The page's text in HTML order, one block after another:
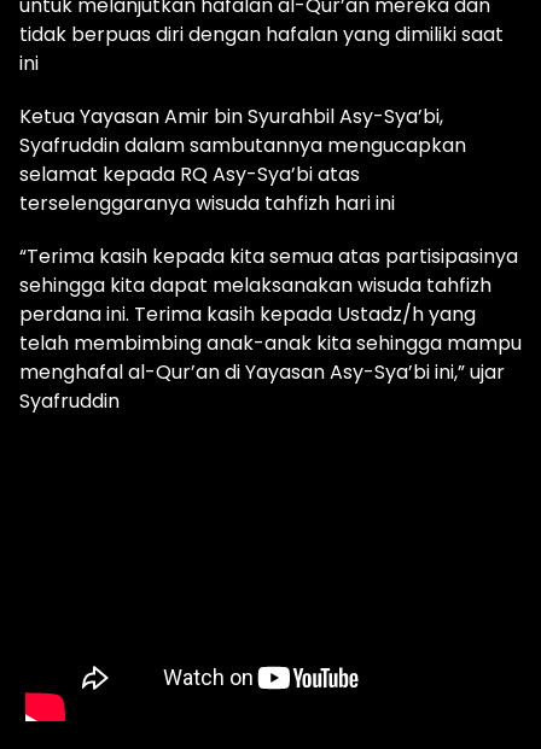
tidak berpuas diri dengan hafalan yang dimiliki saat
ini
Ketua Yayasan Amir bin Syurahbil Asy-Sya’bi,
Syafruddin dalam sambutannya mengucapkan
selamat kepada RQ Asy-Sya’bi atas
terselenggaranya wisuda tahfizh hari ini
“Terima kasih kepada kita semua atas partisipasinya
sehingga kita dapat melaksanakan wisuda tahfizh
perdana ini. Terima kasih kepada Ustadz/h yang
telah membimbing anak-anak kita sehingga mampu
menghafal al-Qur’an di Yayasan Asy-Sya’bi ini,” ujar
Syafruddin